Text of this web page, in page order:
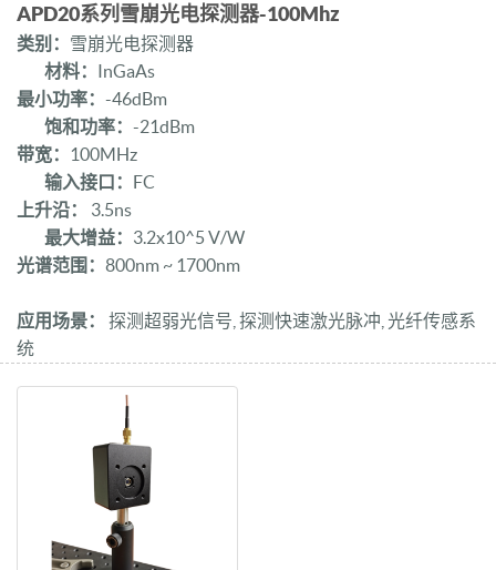
APD20系列雪崩光电探测器-100Mhz
类别： 雪崩光电探测器
材料： InGaAs
最小功率： -46dBm
饱和功率： -21dBm
带宽： 100MHz
输入接口： FC
上升沿：
3.5ns
最大增益： 3.2x10^5 V/W
光谱范围： 800nm ~ 1700nm
应用场景：
探测超弱光信号, 探测快速激光脉冲, 光纤传感系
统